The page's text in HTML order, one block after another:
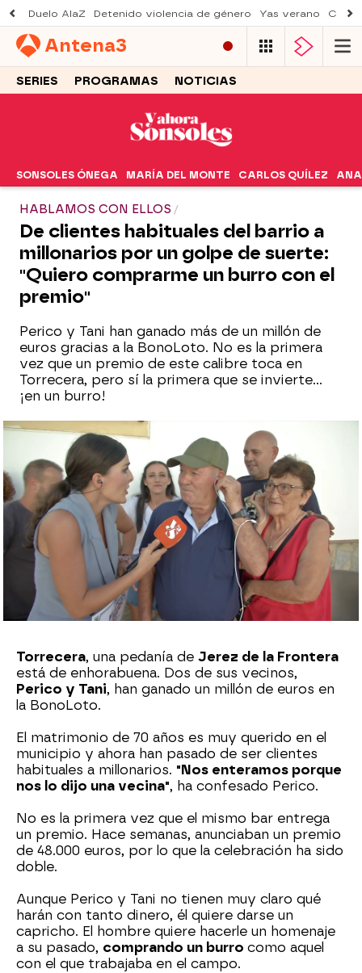
Duelo AlaZ Detenido violencia de género Yas verano
Antena3
SERIES PROGRAMAS NOTICIAS
SONSOLES ÓNEGA MARÍA DEL MONTE CARLOS QUÍLEZ ANA
HABLAMOS CON ELLOS
De clientes habituales del barrio a
millonarios por un golpe de suerte:
"Quiero comprarme un burro con el
premio"
Perico y Tani han ganado más de un millón de
euros gracias a la BonoLoto. No es la primera
vez que un premio de este calibre toca en
Torrecera, pero sí la primera que se invierte...
¡en un burro!
Sara Sanz Navarro
Publicado: 01 de octubre de 2024, 18:03
WhatsappFacebook
X Flipboard
Torrecera, una pedanía de Jerez de la Frontera
está de enhorabuena. Dos de sus vecinos,
Perico y Tani, han ganado un millón de euros en
la BonoLoto.
El matrimonio de 70 años es muy querido en el
municipio y ahora han pasado de ser clientes
habituales a millonarios. "Nos enteramos porque
nos lo dijo una vecina", ha confesado Perico.
No es la primera vez que el mismo bar entrega
un premio. Hace semanas, anunciaban un premio
de 48.000 euros, por lo que la celebración ha sido
doble.
Aunque Perico y Tani no tienen muy claro qué
harán con tanto dinero, él quiere darse un
capricho. El hombre quiere hacerle un homenaje
a su pasado, comprando un burro como aquel
con el que trabajaba en el campo.